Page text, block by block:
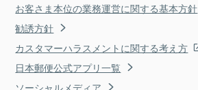
お客さま本位の業務運営に関する基本方針
勧誘方針
カスタマーハラスメントに関する考え方
日本郵便公式アプリ一覧
ソーシャルメディア